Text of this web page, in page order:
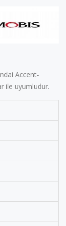
Accent-
ile uyumludur.